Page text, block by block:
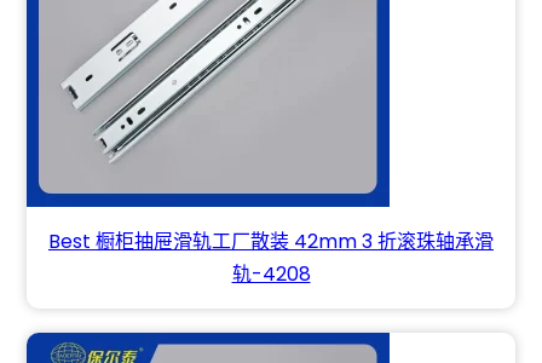
Best 橱柜抽屉滑轨工厂散装 42mm 3 折滚珠轴承滑
轨-4208